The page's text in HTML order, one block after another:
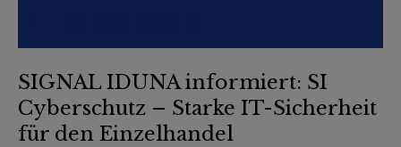
SIGNAL IDUNA informiert: SI
Cyberschutz – Starke IT-Sicherheit
für den Einzelhandel